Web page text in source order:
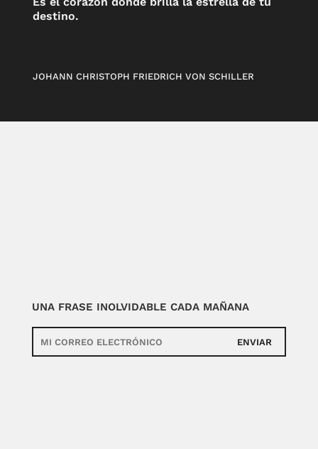
destino.
JOHANN CHRISTOPH FRIEDRICH VON SCHILLER
UNA FRASE INOLVIDABLE CADA MAÑANA
ENVIAR